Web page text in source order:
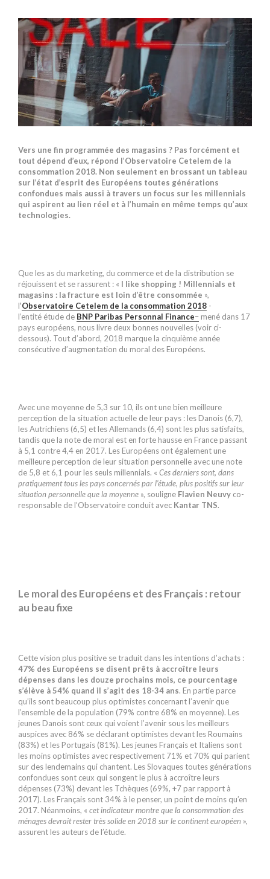
Vers une fin programmée des magasins ? Pas forcément et
tout dépend d’eux, répond l’Observatoire Cetelem de la
consommation 2018. Non seulement en brossant un tableau
sur l’état d’esprit des Européens toutes générations
confondues mais aussi à travers un focus sur les millennials
qui aspirent au lien réel et à l’humain en même temps qu’aux
technologies.
Que les as du marketing, du commerce et de la distribution se
réjouissent et se rassurent : « I like shopping ! Millennials et
magasins : la fracture est loin d’être consommée »,
l’Observatoire Cetelem de la consommation 2018 -
l’entité étude de BNP Paribas Personnal Finance– mené dans 17
pays européens, nous livre deux bonnes nouvelles (voir ci-
dessous). Tout d’abord, 2018 marque la cinquième année
consécutive d’augmentation du moral des Européens.
Avec une moyenne de 5,3 sur 10, ils ont une bien meilleure
perception de la situation actuelle de leur pays : les Danois (6,7),
les Autrichiens (6,5) et les Allemands (6,4) sont les plus satisfaits,
tandis que la note de moral est en forte hausse en France passant
à 5,1 contre 4,4 en 2017. Les Européens ont également une
meilleure perception de leur situation personnelle avec une note
de 5,8 et 6,1 pour les seuls millennials. « Ces derniers sont, dans
pratiquement tous les pays concernés par l’étude, plus positifs sur leur
situation personnelle que la moyenne », souligne Flavien Neuvy co-
responsable de l’Observatoire conduit avec Kantar TNS.
Le moral des Européens et des Français : retour
au beau fixe
Cette vision plus positive se traduit dans les intentions d’achats :
47% des Européens se disent prêts à accroître leurs
dépenses dans les douze prochains mois, ce pourcentage
s’élève à 54% quand il s’agit des 18-34 ans. En partie parce
qu’ils sont beaucoup plus optimistes concernant l’avenir que
l’ensemble de la population (79% contre 68% en moyenne). Les
jeunes Danois sont ceux qui voient l’avenir sous les meilleurs
auspices avec 86% se déclarant optimistes devant les Roumains
(83%) et les Portugais (81%). Les jeunes Français et Italiens sont
les moins optimistes avec respectivement 71% et 70% qui parient
sur des lendemains qui chantent. Les Slovaques toutes générations
confondues sont ceux qui songent le plus à accroître leurs
dépenses (73%) devant les Tchèques (69%, +7 par rapport à
2017). Les Français sont 34% à le penser, un point de moins qu’en
2017. Néanmoins, « cet indicateur montre que la consommation des
ménages devrait rester très solide en 2018 sur le continent européen »,
assurent les auteurs de l’étude.